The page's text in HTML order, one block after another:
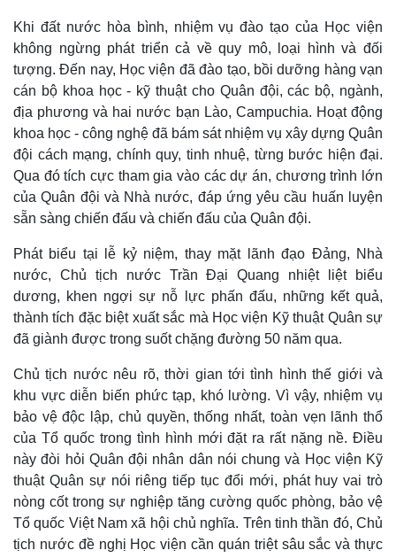
Thế giới
Quan sát
Cuộc sống đó đây
Hồ sơ
Multimedia
Ảnh
E-Magazine
Infographic
Khi đất nước hòa bình, nhiệm vụ đào tạo của Học viện
không ngừng phát triển cả về quy mô, loại hình và đối
tượng. Đến nay, Học viện đã đào tạo, bồi dưỡng hàng vạn
cán bộ khoa học - kỹ thuật cho Quân đội, các bộ, ngành,
địa phương và hai nước bạn Lào, Campuchia. Hoạt động
khoa học - công nghệ đã bám sát nhiệm vụ xây dựng Quân
đội cách mạng, chính quy, tinh nhuệ, từng bước hiện đại.
Qua đó tích cực tham gia vào các dự án, chương trình lớn
của Quân đội và Nhà nước, đáp ứng yêu cầu huấn luyện
sẵn sàng chiến đấu và chiến đấu của Quân đội.
Phát biểu tại lễ kỷ niệm, thay mặt lãnh đạo Ðảng, Nhà
nước, Chủ tịch nước Trần Đại Quang nhiệt liệt biểu
dương, khen ngợi sự nỗ lực phấn đấu, những kết quả,
thành tích đặc biệt xuất sắc mà Học viện Kỹ thuật Quân sự
đã giành được trong suốt chặng đường 50 năm qua.
Chủ tịch nước nêu rõ, thời gian tới tình hình thế giới và
khu vực diễn biến phức tạp, khó lường. Vì vậy, nhiệm vụ
bảo vệ độc lập, chủ quyền, thống nhất, toàn vẹn lãnh thổ
của Tổ quốc trong tình hình mới đặt ra rất nặng nề. Điều
này đòi hỏi Quân đội nhân dân nói chung và Học viện Kỹ
thuật Quân sự nói riêng tiếp tục đổi mới, phát huy vai trò
nòng cốt trong sự nghiệp tăng cường quốc phòng, bảo vệ
Tổ quốc Việt Nam xã hội chủ nghĩa. Trên tinh thần đó, Chủ
tịch nước đề nghị Học viện cần quán triệt sâu sắc và thực